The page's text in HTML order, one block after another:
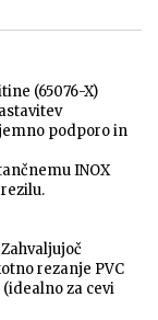
(65076-X)
podporo in
INOX
rezanje PVC
za cevi